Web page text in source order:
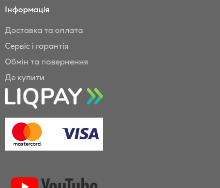
Інформація
Доставка та оплата
Сервіс і гарантія
Обмін та повернення
Де купити